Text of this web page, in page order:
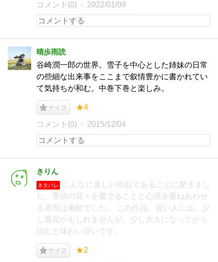
コメント(0) 2022/01/09
晴歩雨読
谷崎潤一郎の世界。雪子を中心とした姉妹の日常
の些細な出来事をここまで叙情豊かに書かれてい
て気持ちが和む。中巻下巻と楽しみ。
ナイス ★4
コメント(0) 2015/12/04
きりん
ネタバレ
こんなに美しい作品であることに驚きまし
た。季節の花々を愛でることと心境を重ねあわせ
る表現は素敵でした。 この作品、若い人には、少
し退屈かもしれませんが、少し大人になってから
読むと味わい深いです。
ナイス ★2